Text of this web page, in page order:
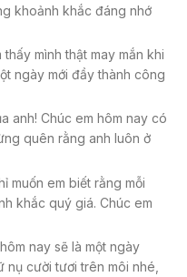
khoảnh khắc đáng nhớ
mình thật may mắn khi
ngày mới đầy thành công
anh! Chúc em hôm nay có
quên rằng anh luôn ở
muốn em biết rằng mỗi
khắc quý giá. Chúc em
nay sẽ là một ngày
nụ cười tươi trên môi nhé,